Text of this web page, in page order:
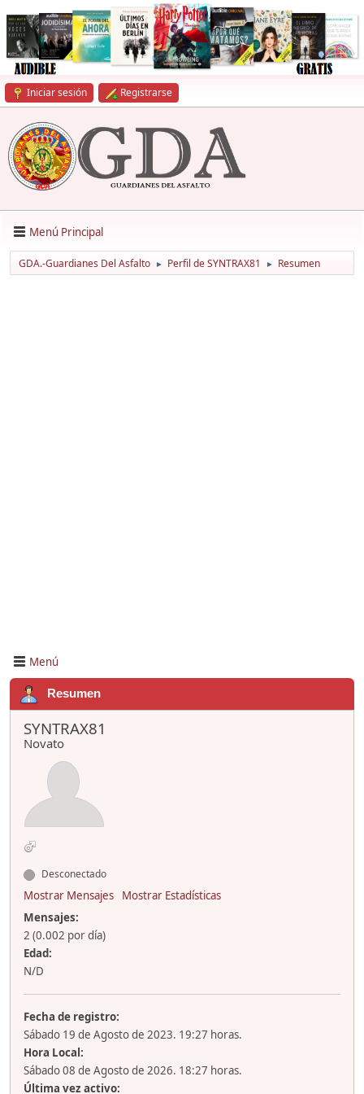
Iniciar sesión Registrarse
Menú Principal
GDA.-Guardianes Del Asfalto ► Perfil de SYNTRAX81 ► Resumen
Menú
Resumen
SYNTRAX81
Novato
Desconectado
Mostrar Mensajes
Mostrar Estadísticas
Mensajes:
2 (0.002 por día)
Edad:
N/D
Fecha de registro:
Sábado 19 de Agosto de 2023. 19:27 horas.
Hora Local:
Sábado 08 de Agosto de 2026. 18:27 horas.
Última vez activo: